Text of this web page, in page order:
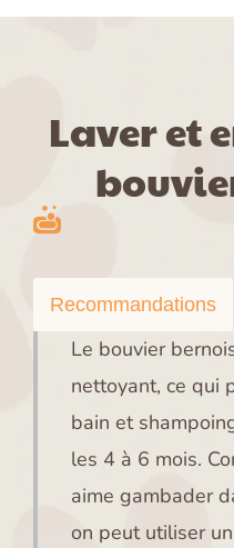
Laver et
Recommandations
Le bouvier
nettoyant, ce qui
bain et
les 4 à 6 mois.
aime gambader
on peut utiliser